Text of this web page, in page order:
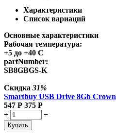
Характеристики
Список вариаций
Основные характеристики
Рабочая температура:
+5 до +40 С
partNumber:
SB8GBGS-K
Скидка 31%
Smartbuy USB Drive 8Gb
547 Р 375 Р
+
−
Купить